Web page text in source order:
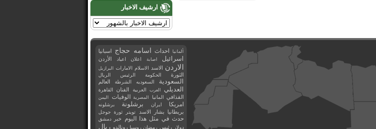
ارشيف الاخبار
ألمانيا احداث اسامه حجاج اسبانيا
اسرائيل اصابة اعلان اعياد الأردن
الاردن الاسد الاسلام الامارات البرازيل
الثورة الحكومة الرئيس الريال
السعودية السعوديه الشرطة العالم
العديلي العرب العربية الفنان القاهرة
القذافي المانيا المصرية الوفيات اليمن
امريكا ايران برشلونة برشلونه
بريطانيا بشار الاسد تويتر ثورة جوجل
حدث في مثل هذا اليوم خبر
دمشق
دولار
رئيس رمضان روسيا رونالدو ريال